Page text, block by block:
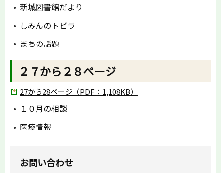
新城図書館だより
しみんのトビラ
まちの話題
２７から２８ページ
27から28ページ（PDF：1,108KB）
１０月の相談
医療情報
お問い合わせ